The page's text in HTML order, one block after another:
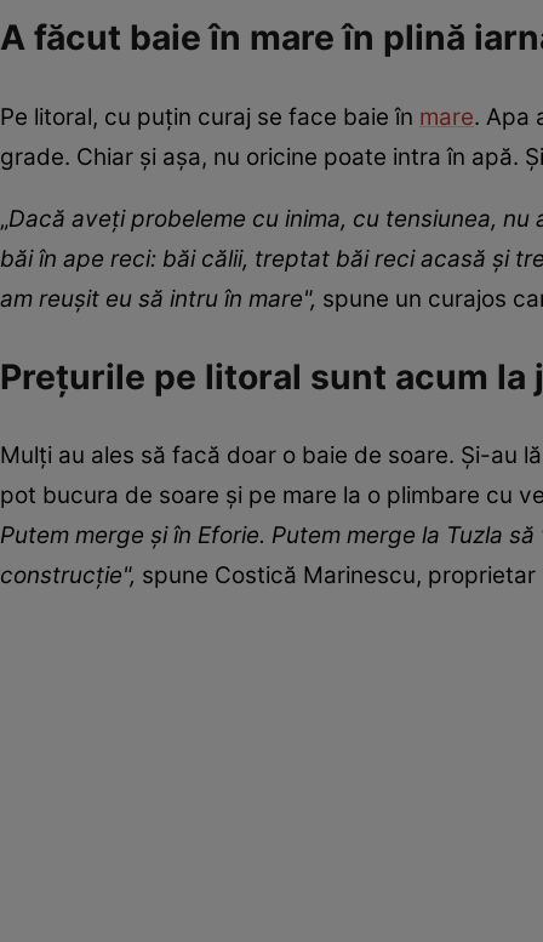
A făcut baie în mare în plină
Pe litoral, cu puţin curaj se face baie în mare. Apa
grade. Chiar şi aşa, nu oricine poate intra în apă.
„Dacă aveţi probeleme cu inima, cu tensiunea,
băi în ape reci: băi călii, treptat băi reci acasă şi
am reuşit eu să intru în mare", spune un curajos
Prețurile pe litoral sunt acum
Mulţi au ales să facă doar o baie de soare. Şi-au
pot bucura de soare şi pe mare la o plimbare cu
Putem merge şi în Eforie. Putem merge la Tuzla
construcţie", spune Costică Marinescu, proprietar